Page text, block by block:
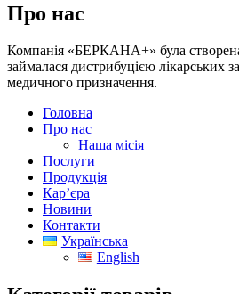
Про нас
Компанія «БЕРКАНА+» була
займалася дистрибуцією лікарських
медичного призначення.
Головна
Про нас
Наша місія
Послуги
Продукція
Кар’єра
Новини
Контакти
Українська
English